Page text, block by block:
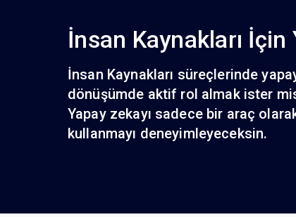
İnsan Kaynakları
İnsan Kaynakları süreçlerinde
dönüşümde aktif rol almak ister
Yapay zekayı sadece bir araç
kullanmayı deneyimleyeceksin.